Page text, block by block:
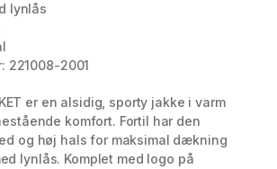
lynlås
221008-2001
er en alsidig, sporty jakke i varm
komfort. Fortil har den
og høj hals for maksimal dækning
lynlås. Komplet med logo på